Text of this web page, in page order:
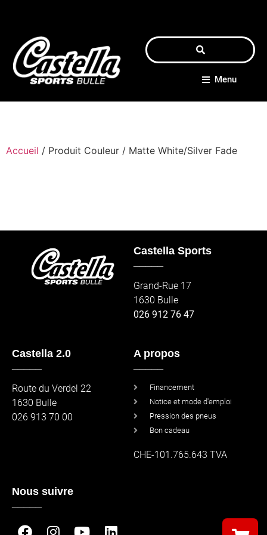
Menu
Accueil / Produit Couleur / Matte White/Silver Fade
Castella Sports
Grand-Rue 17
1630 Bulle
026 912 76 47
Castella 2.0
Route du Verdel 22
1630 Bulle
026 913 70 00
A propos
Financement
Notice et mode d'emploi
Pression des pneus
Bon cadeau
CHE-101.765.643 TVA
Nous suivre